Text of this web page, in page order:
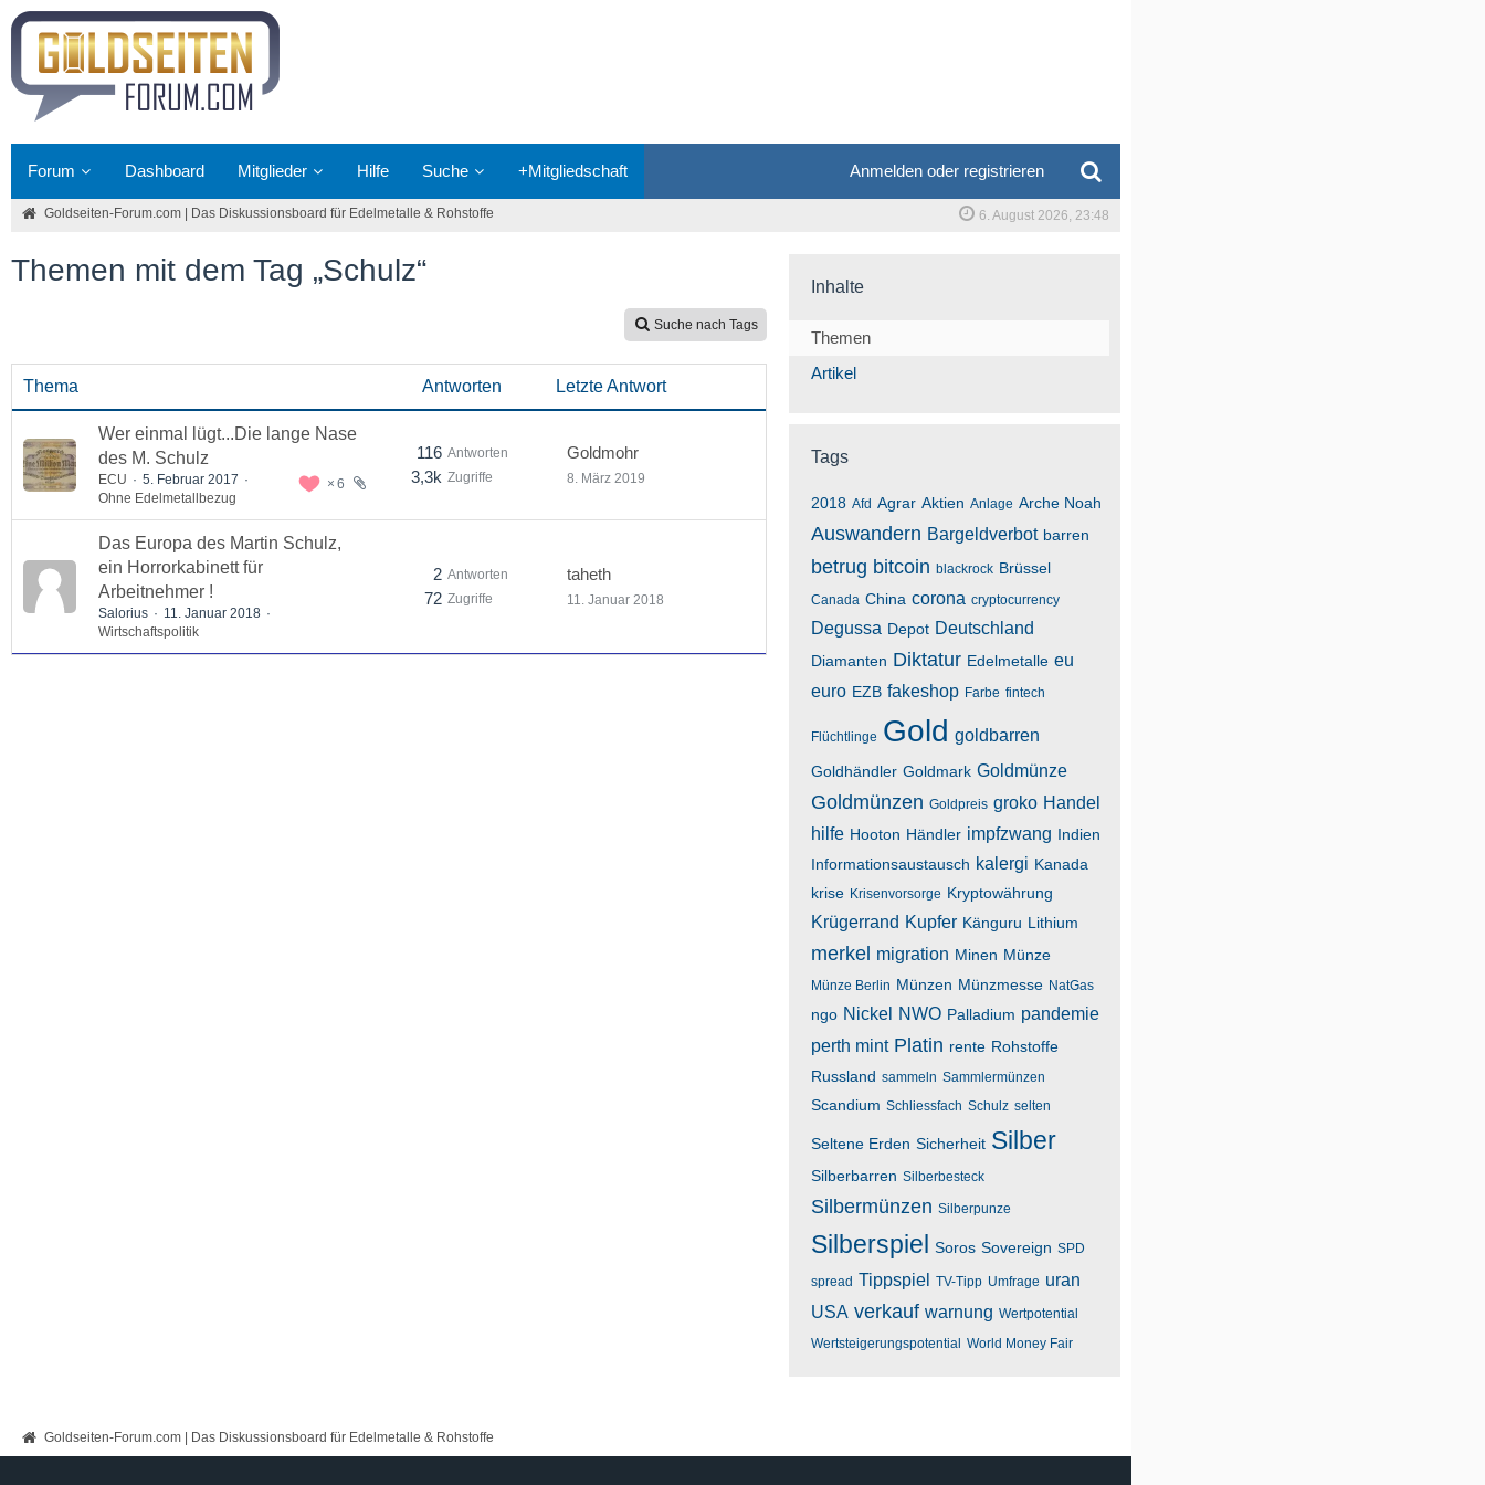
Forum Dashboard Mitglieder Hilfe Suche +Mitgliedschaft Anmelden oder registrieren
Goldseiten-Forum.com | Das Diskussionsboard für Edelmetalle & Rohstoffe
Goldseiten-Forum.com | Das Diskussionsboard für Edelmetalle & Rohstoffe 6. August 2026, 23:48
Themen mit dem Tag „Schulz“
Suche nach Tags
Thema Antworten Letzte Antwort
Wer einmal lügt...Die lange Nase
des M. Schulz
6
ECU
5. Februar 2017
Ohne Edelmetallbezug
Antworten
116
Zugriffe
3,3k
Goldmohr
8. März 2019
Das Europa des Martin Schulz,
ein Horrorkabinett für
Arbeitnehmer !
Salorius
11. Januar 2018
Wirtschaftspolitik
Antworten
2
Zugriffe
72
taheth
11. Januar 2018
Inhalte
Themen
Artikel
Tags
2018 Afd Agrar Aktien Anlage Arche Noah
Auswandern Bargeldverbot barren
betrug bitcoin blackrock Brüssel
Canada China corona cryptocurrency
Degussa Depot Deutschland
Diamanten Diktatur Edelmetalle eu
euro EZB fakeshop Farbe fintech
Flüchtlinge Gold goldbarren
Goldhändler Goldmark Goldmünze
Goldmünzen Goldpreis groko Handel
hilfe Hooton Händler impfzwang Indien
Informationsaustausch kalergi Kanada
krise Krisenvorsorge Kryptowährung
Krügerrand Kupfer Känguru Lithium
merkel migration Minen Münze
Münze Berlin Münzen Münzmesse NatGas
ngo Nickel NWO Palladium pandemie
perth mint Platin rente Rohstoffe
Russland sammeln Sammlermünzen
Scandium Schliessfach Schulz selten
Seltene Erden Sicherheit Silber
Silberbarren Silberbesteck
Silbermünzen Silberpunze
Silberspiel Soros Sovereign SPD
spread Tippspiel TV-Tipp Umfrage uran
USA verkauf warnung Wertpotential
Wertsteigerungspotential World Money Fair